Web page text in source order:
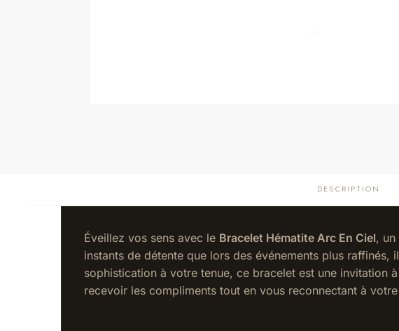
DESCRIPTION
Éveillez vos sens avec le Bracelet Hématite Arc En Ciel,
instants de détente que lors des événements plus
sophistication à votre tenue, ce bracelet est une invitation
recevoir les compliments tout en vous reconnectant à